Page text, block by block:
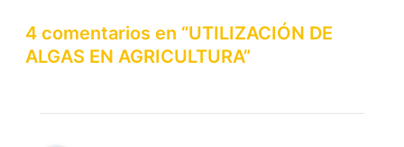
4 comentarios en “UTILIZACIÓN DE
ALGAS EN AGRICULTURA”